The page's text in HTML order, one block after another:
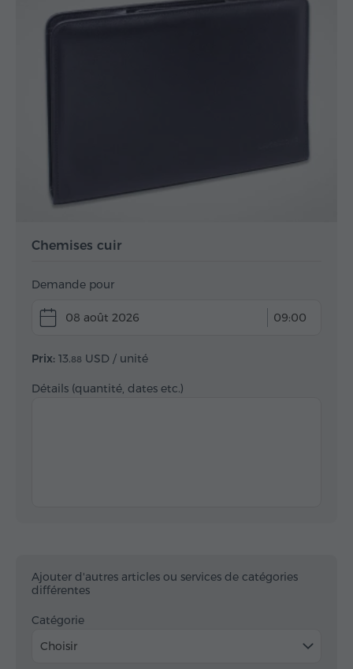
Chemises cuir
Demande pour
08 août 2026 09:00
Prix: 13.88 USD / unité
Détails (quantité, dates etc.)
Ajouter d'autres articles ou services de catégories
différentes
Catégorie
Choisir